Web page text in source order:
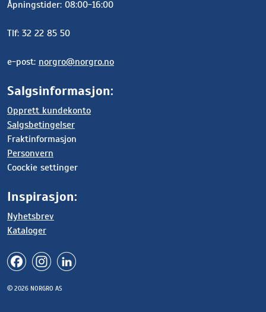
Åpningstider: 08:00-16:00
Tlf: 32 22 85 50
e-post: norgro@norgro.no
Salgsinformasjon:
Opprett kundekonto
Salgsbetingelser
Fraktinformasjon
Personvern
Coockie settinger
Inspirasjon:
Nyhetsbrev
Kataloger
© 2026 NORGRO AS